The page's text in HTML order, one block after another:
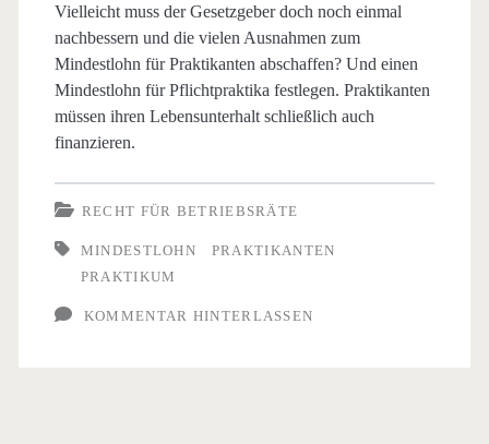
Vielleicht muss der Gesetzgeber doch noch einmal
nachbessern und die vielen Ausnahmen zum
Mindestlohn für Praktikanten abschaffen? Und einen
Mindestlohn für Pflichtpraktika festlegen. Praktikanten
müssen ihren Lebensunterhalt schließlich auch
finanzieren.
RECHT FÜR BETRIEBSRÄTE
MINDESTLOHN
PRAKTIKANTEN
PRAKTIKUM
KOMMENTAR HINTERLASSEN